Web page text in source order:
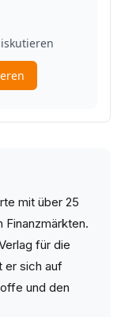
mit über 25
Finanzmärkten.
für die
er sich auf
und den